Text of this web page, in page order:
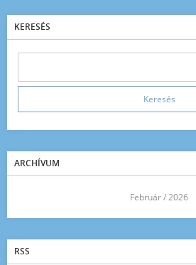
KERESÉS
ARCHÍVUM
Február / 2026
RSS